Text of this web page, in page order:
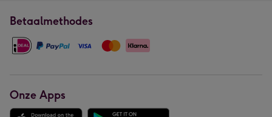
Betaalmethodes
Onze Apps